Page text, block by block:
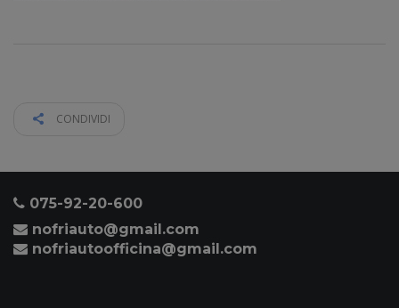
CONDIVIDI
075-92-20-600
nofriauto@gmail.com
nofriautoofficina@gmail.com